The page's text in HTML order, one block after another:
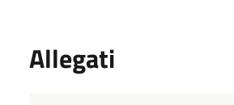
Allegati